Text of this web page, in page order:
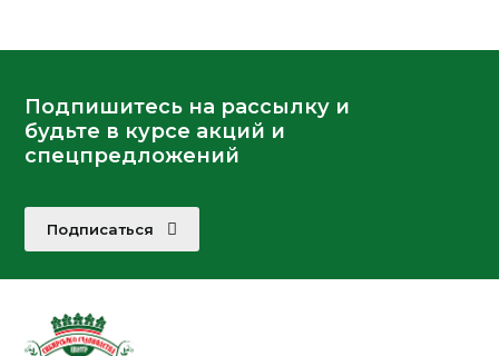
Подпишитесь на рассылку и
будьте в курсе акций и
спецпредложений
Подписаться